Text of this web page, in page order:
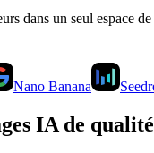
dans un seul espace
Nano Banana
IA de